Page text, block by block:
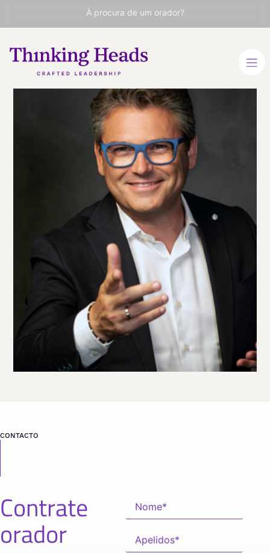
À procura de um orador?
Marc Vidal
Analista econômico e
especialista em
transformação digital.
Consultor estratégico e
divulgador tecnológico.
CATALÃO
ESPANHOL
FRANCÊS
VER PERFIL
Viaja
desde
ESPAÑA
MADRID
CONTACTO
Contrate
orador